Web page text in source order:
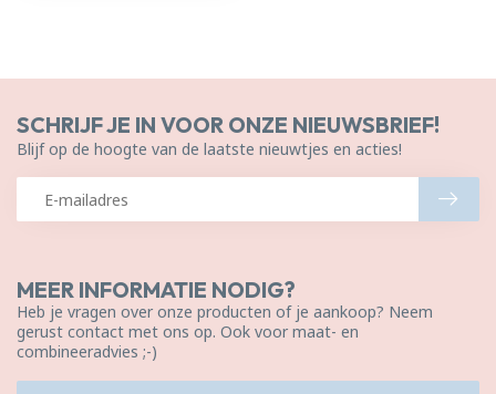
MEER INFORMATIE NODIG?
Heb je vragen over onze producten of je aankoop? Neem
gerust contact met ons op. Ook voor maat- en
combineeradvies ;-)
SCHRIJF JE IN VOOR ONZE NIEUWSBRIEF!
Blijf op de hoogte van de laatste nieuwtjes en acties!